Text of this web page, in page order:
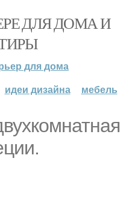
ДЛЯ ДОМА И
для дома
идеи дизайна мебель